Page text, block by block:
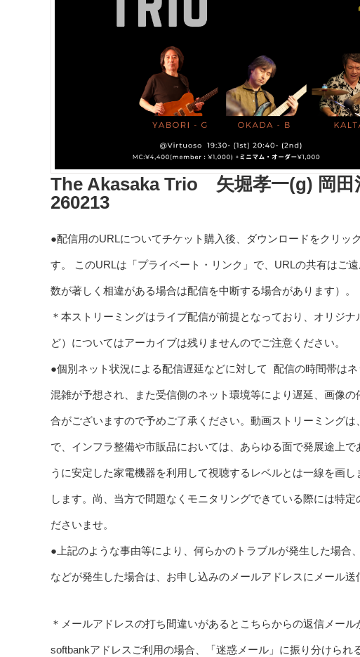
The Akasaka Trio 矢堀孝一(g) 岡田
260213
●配信用のURLについてチケット購入後、ダウンロードをクリッ
す。 このURLは「プライベート・リンク」で、URLの共有はご
数が著しく相違がある場合は配信を中断する場合があります）。
＊本ストリーミングはライブ配信が前提となっており、オリジ
ど）についてはアーカイブは残りませんのでご注意ください。
●個別ネット状況による配信遅延などに対して 配信の時間帯は
混雑が予想され、また受信側のネット環境等により遅延、画像
合がございますので予めご了承ください。動画ストリーミング
で、インフラ整備や市販品においては、あらゆる面で発展途上
うに安定した家電機器を利用して視聴するレベルとは一線を画
します。尚、当方で問題なくモニタリングできている際には特
ださいませ。
●上記のような事由等により、何らかのトラブルが発生した場合
などが発生した場合は、お申し込みのメールアドレスにメール送
＊メールアドレスの打ち間違いがあるとこちらからの返信メー
softbankアドレスご利用の場合、「迷惑メール」に振り分けられ